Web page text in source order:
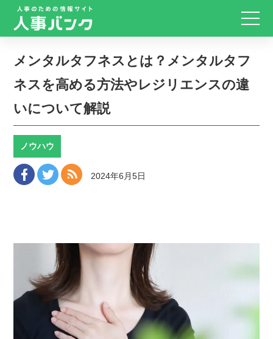
メンタルタフネスとは？メンタルタフ
ネスを高める方法やレジリエンスの違
いについて解説
ノウハウ
2024年6月5日